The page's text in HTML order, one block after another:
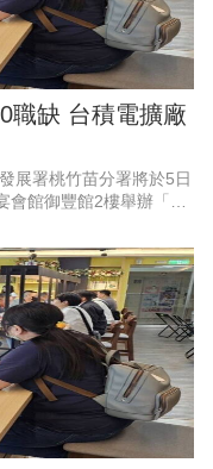
職缺 台積電擴廠
展署桃竹苗分署將於5日
會館御豐館2樓舉辦「新